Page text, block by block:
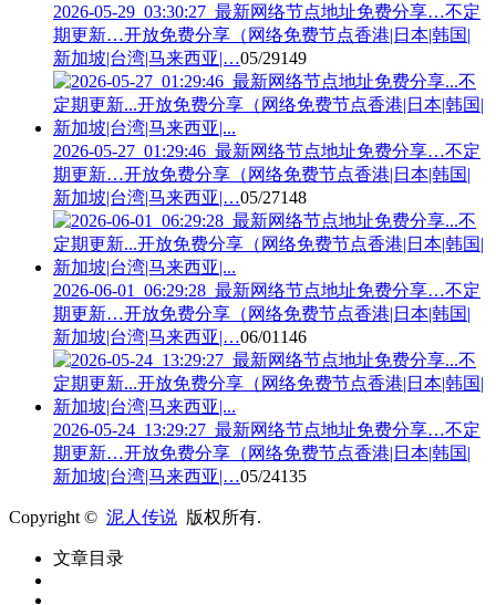
2026-05-29_03:30:27_最新网络节点地址免费分享…不定
期更新…开放免费分享（网络免费节点香港|日本|韩国|
新加坡|台湾|马来西亚|…05/29149
2026-05-27_01:29:46_最新网络节点地址免费分享…不定
期更新…开放免费分享（网络免费节点香港|日本|韩国|
新加坡|台湾|马来西亚|…05/27148
2026-06-01_06:29:28_最新网络节点地址免费分享…不定
期更新…开放免费分享（网络免费节点香港|日本|韩国|
新加坡|台湾|马来西亚|…06/01 146
2026-05-24_13:29:27_最新网络节点地址免费分享…不定
期更新…开放免费分享（网络免费节点香港|日本|韩国|
新加坡|台湾|马来西亚|…05/24135
Copyright © 泥人传说 版权所有.
文章目录